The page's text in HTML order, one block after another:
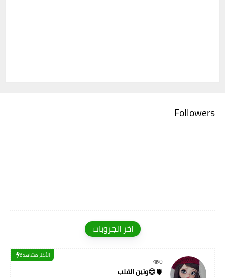
Followers
اخر الجروبات
0
الأكثر مشاهدة
وتين القلب😍🫀